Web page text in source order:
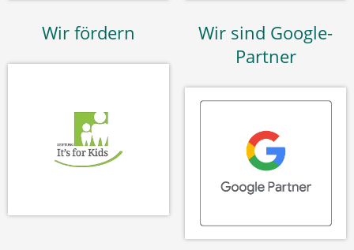
Wir fördern
Wir sind Google-
Partner